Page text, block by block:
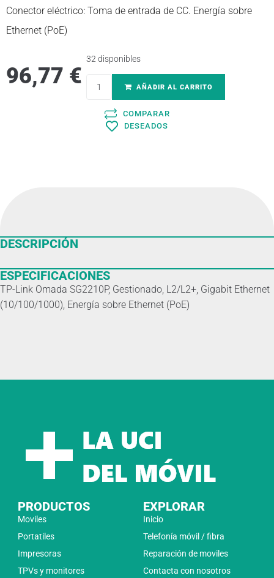
Conector eléctrico: Toma de entrada de CC. Energía sobre
Ethernet (PoE)
96,77 €
32 disponibles
AÑADIR AL CARRITO
COMPARAR
DESEADOS
DESCRIPCIÓN
ESPECIFICACIONES
TP-Link Omada SG2210P, Gestionado, L2/L2+, Gigabit Ethernet
(10/100/1000), Energía sobre Ethernet (PoE)
PRODUCTOS
Moviles
Portatiles
Impresoras
TPVs y monitores
EXPLORAR
Inicio
Telefonía móvil / fibra
Reparación de moviles
Contacta con nosotros